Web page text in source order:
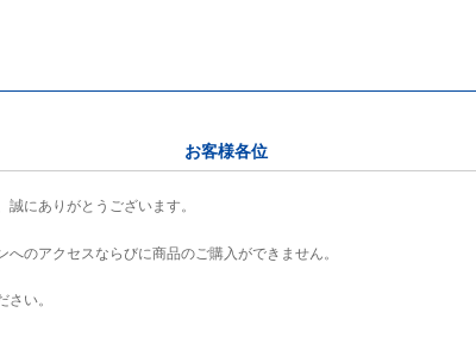
お客様各位
にありがとうございます。
のアクセスならびに商品のご購入ができません。
い。